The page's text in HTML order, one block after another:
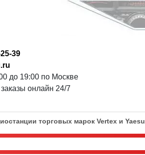
39
до 19:00 по Москве
онлайн 24/7
торговых марок Vertex и Yaesu